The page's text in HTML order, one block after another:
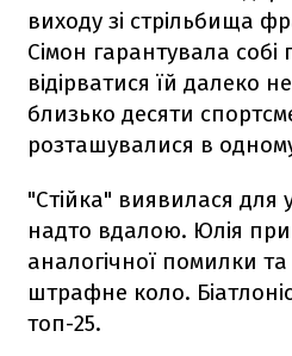
виходу зі стрільбища
Сімон гарантувала собі
відірватися їй далеко
близько десяти
розташувалися в
"Стійка" виявилася для
надто вдалою. Юлія
аналогічної помилки
штрафне коло.
топ-25.